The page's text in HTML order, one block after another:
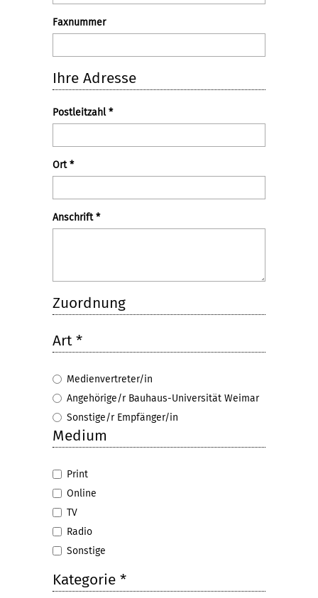
Faxnummer
Ihre Adresse
Postleitzahl*
Ort*
Anschrift*
Zuordnung
Art*
Medienvertreter/in
Angehörige/r Bauhaus-Universität Weimar
Sonstige/r Empfänger/in
Medium
Print
Online
TV
Radio
Sonstige
Kategorie *